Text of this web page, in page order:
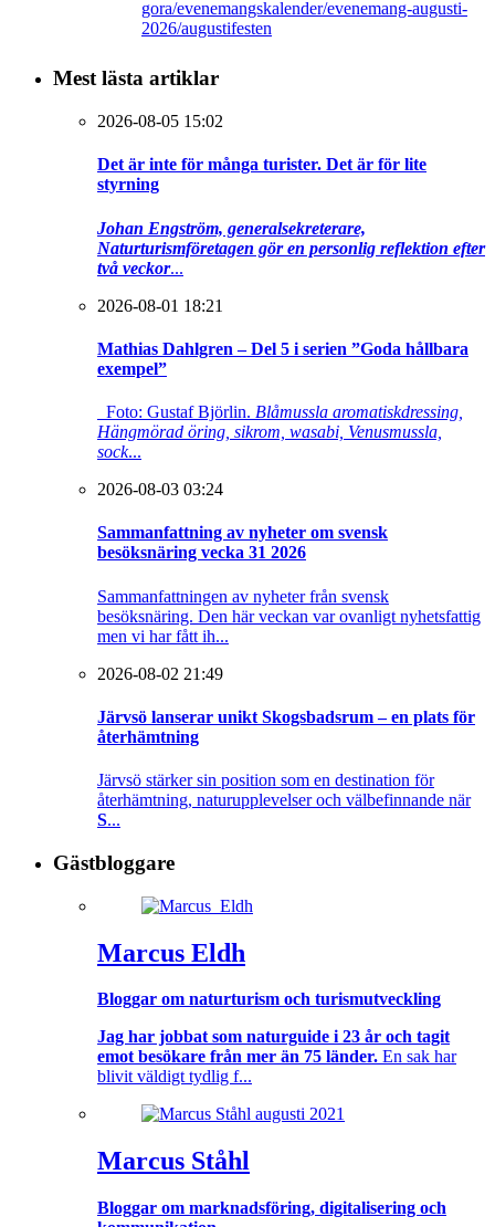
gora/evenemangskalender/evenemang-augusti-
2026/augustifesten
Mest lästa artiklar
2026-08-05 15:02
Det är inte för många turister. Det är för lite
styrning
Johan Engström, generalsekreterare,
Naturturismföretagen gör en personlig reflektion efter
två veckor...
2026-08-01 18:21
Mathias Dahlgren – Del 5 i serien ”Goda hållbara
exempel”
Foto: Gustaf Björlin. Blåmussla aromatiskdressing,
Hängmörad öring, sikrom, wasabi, Venusmussla,
sock...
2026-08-03 03:24
Sammanfattning av nyheter om svensk
besöksnäring vecka 31 2026
Sammanfattningen av nyheter från svensk
besöksnäring. Den här veckan var ovanligt nyhetsfattig
men vi har fått ih...
2026-08-02 21:49
Järvsö lanserar unikt Skogsbadsrum – en plats för
återhämtning
Järvsö stärker sin position som en destination för
återhämtning, naturupplevelser och välbefinnande när
S...
Gästbloggare
Marcus Eldh
Bloggar om naturturism och turismutveckling
Jag har jobbat som naturguide i 23 år och tagit
emot besökare från mer än 75 länder. En sak har
blivit väldigt tydlig f...
Marcus Ståhl
Bloggar om marknadsföring, digitalisering och